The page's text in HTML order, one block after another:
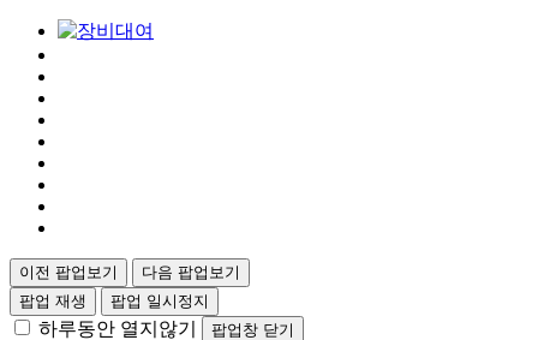
이전 팝업보기
다음 팝업보기
팝업 재생
팝업 일시정지
하루동안 열지않기 팝업창 닫기